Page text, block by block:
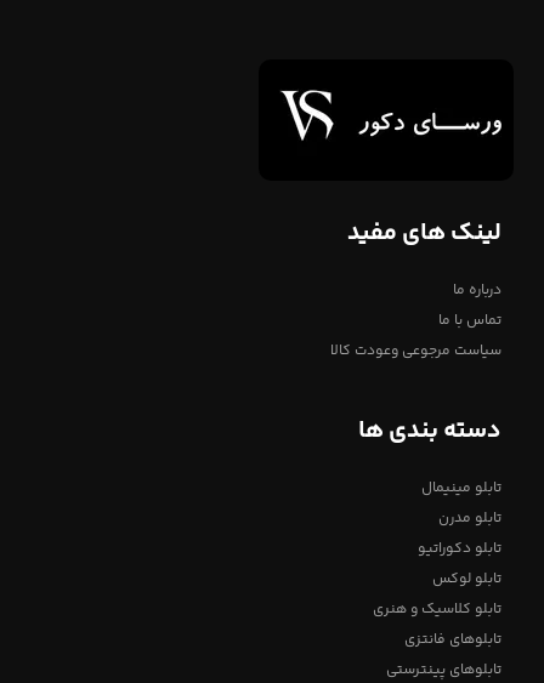
لینک های مفید
درباره ما
تماس با ما
سیاست مرجوعی وعودت کالا
دسته بندی ها
تابلو مینیمال
تابلو مدرن
تابلو دکوراتیو
تابلو لوکس
تابلو کلاسیک و هنری
تابلوهای فانتزی
تابلوهای پینترستی